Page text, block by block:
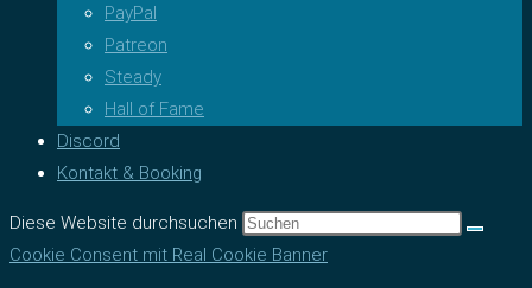
PayPal
Patreon
Steady
Hall of Fame
Discord
Kontakt & Booking
Diese Website durchsuchen
Cookie Consent mit Real Cookie Banner